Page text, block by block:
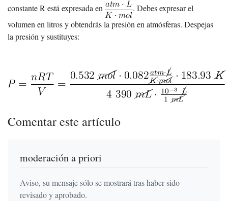
constante R está expresada en
. Debes expresar el
volumen en litros y obtendrás la presión en atmósferas. Despejas
la presión y sustituyes:
Comentar este artículo
moderación a priori
Aviso, su mensaje sólo se mostrará tras haber sido
revisado y aprobado.